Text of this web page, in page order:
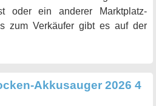
oder ein anderer Marktplatz-
zum Verkäufer gibt es auf der
Akkusauger 2026 4